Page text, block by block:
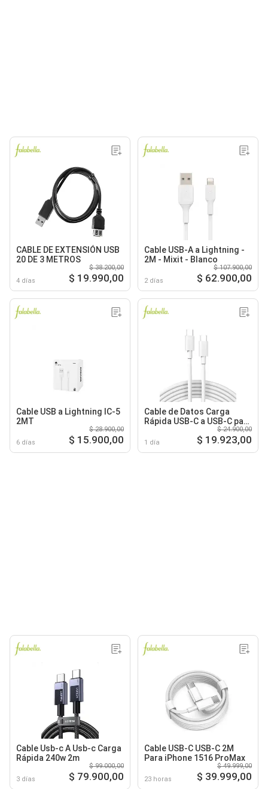
CABLE DE EXTENSIÓN USB
20 DE 3 METROS
4 días
$ 38.200,00
$ 19.990,00
Cable USB-A a Lightning -
2M - Mixit - Blanco
2 días
$ 107.900,00
$ 62.900,00
Cable USB a Lightning IC-5
2MT
6 días
$ 28.900,00
$ 15.900,00
Cable de Datos Carga
Rápida USB-C a USB-C para
1 día
$ 24.900,00
$ 19.923,00
Cable Usb-c A Usb-c Carga
Rápida 240w 2m
3 días
$ 99.000,00
$ 79.900,00
Cable USB-C USB-C 2M
Para iPhone 1516 ProMax
23 horas
$ 49.999,00
$ 39.999,00